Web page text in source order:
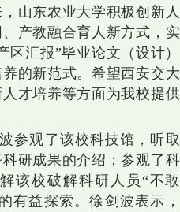
山东农业大学积极创新人
产教融合育人新方式，实
汇报”毕业论文（设计）
的新范式。希望西安交大
才培养等方面为我校提供
参观了该校科技馆，听取
研成果的介绍；参观了科
该校破解科研人员“不敢
有益探索。徐剑波表示，